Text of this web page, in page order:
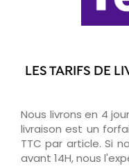
LES TARIFS DE
Nous livrons en 4
livraison est un
TTC par article. Si
avant 14H, nous